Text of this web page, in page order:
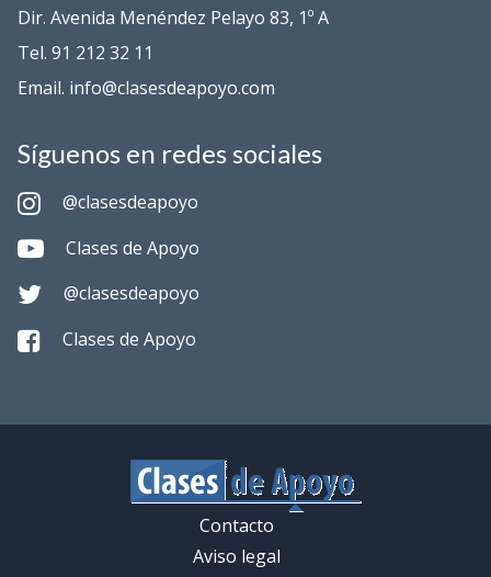
Dir. Avenida Menéndez Pelayo 83, 1º A
Tel. 91 212 32 11
Email. info@clasesdeapoyo.com
Síguenos en redes sociales
@clasesdeapoyo
Clases de Apoyo
@clasesdeapoyo
Clases de Apoyo
Contacto
Aviso legal